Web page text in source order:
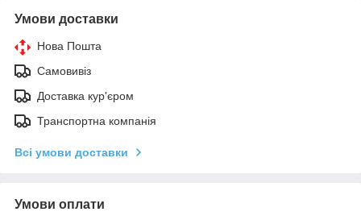
Умови доставки
Нова Пошта
Самовивіз
Доставка кур'єром
Транспортна компанія
Всі умови доставки
Умови оплати